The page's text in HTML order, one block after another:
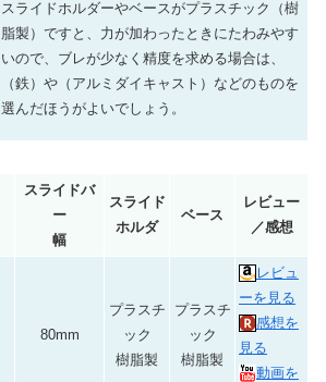
スライドホルダーやベースがプラスチック（樹
脂製）ですと、力が加わったときにたわみやす
いので、ブレが少なく精度を求める場合は、
（鉄）や（アルミダイキャスト）などのものを
選んだほうがよいでしょう。
スライドバ
ー
幅
スライド
ホルダ
ベース
レビュー
／感想
80mm
プラスチ
ック
樹脂製
プラスチ
ック
樹脂製
レビュ
ーを見る
感想を
見る
動画を